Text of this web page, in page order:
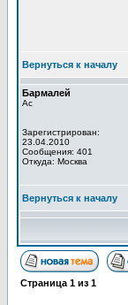
Вернуться к началу
Бармалей
Ас
Зарегистрирован:
23.04.2010
Сообщения: 401
Откуда: Москва
Вернуться к началу
Страница 1 из 1